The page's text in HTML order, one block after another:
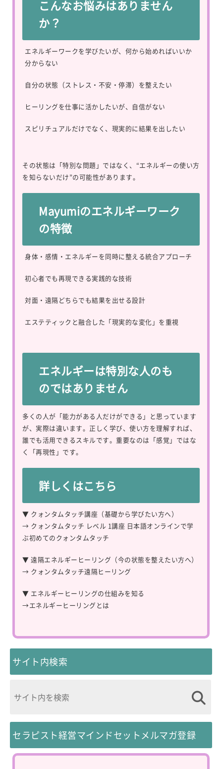
こんなお悩みはありません
か？
エネルギーワークを学びたいが、何から始めればいいか
分からない
自分の状態（ストレス・不安・停滞）を整えたい
ヒーリングを仕事に活かしたいが、自信がない
スピリチュアルだけでなく、現実的に結果を出したい
その状態は「特別な問題」ではなく、“エネルギーの使い方
を知らないだけ”の可能性があります。
Mayumiのエネルギーワーク
の特徴
身体・感情・エネルギーを同時に整える統合アプローチ
初心者でも再現できる実践的な技術
対面・遠隔どちらでも結果を出せる設計
エステティックと融合した「現実的な変化」を重視
エネルギーは特別な人のも
のではありません
多くの人が「能力がある人だけができる」と思っています
が、実際は違います。正しく学び、使い方を理解すれば、
誰でも活用できるスキルです。重要なのは「感覚」ではな
く「再現性」です。
詳しくはこちら
▼ クォンタムタッチ講座（基礎から学びたい方へ）
→ クォンタムタッチ レベル 1講座 日本語オンラインで学
ぶ初めてのクォンタムタッチ
▼ 遠隔エネルギーヒーリング（今の状態を整えたい方へ）
→ クォンタムタッチ遠隔ヒーリング
▼ エネルギーヒーリングの仕組みを知る
→ エネルギーヒーリングとは
サイト内検索
セラピスト経営マインドセットメルマガ登録